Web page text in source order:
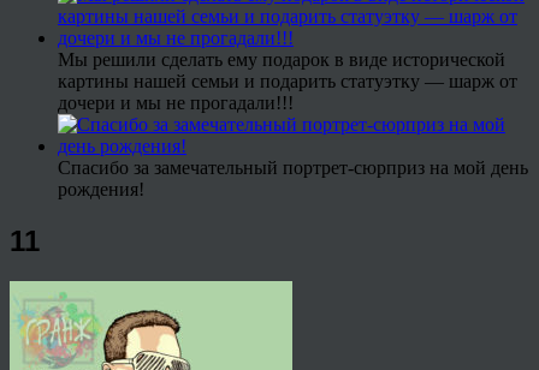
Мы решили сделать ему подарок в виде исторической
картины нашей семьи и подарить статуэтку — шарж от
дочери и мы не прогадали!!!
Спасибо за замечательный портрет-сюрприз на мой день
рождения!
11